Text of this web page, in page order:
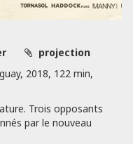
projection
2018, 122 min,
Trois opposants
par le nouveau